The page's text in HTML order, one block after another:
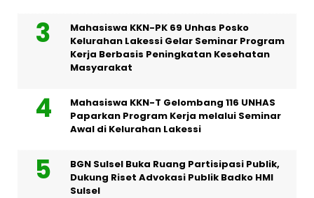
Mahasiswa KKN-PK 69 Unhas Posko
Kelurahan Lakessi Gelar Seminar Program
Kerja Berbasis Peningkatan Kesehatan
Masyarakat
Mahasiswa KKN-T Gelombang 116 UNHAS
Paparkan Program Kerja melalui Seminar
Awal di Kelurahan Lakessi
BGN Sulsel Buka Ruang Partisipasi Publik,
Dukung Riset Advokasi Publik Badko HMI
Sulsel